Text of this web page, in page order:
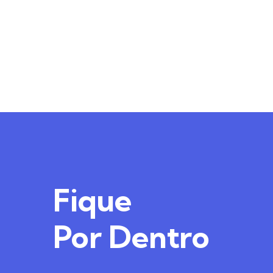
Fique
Por Dentro